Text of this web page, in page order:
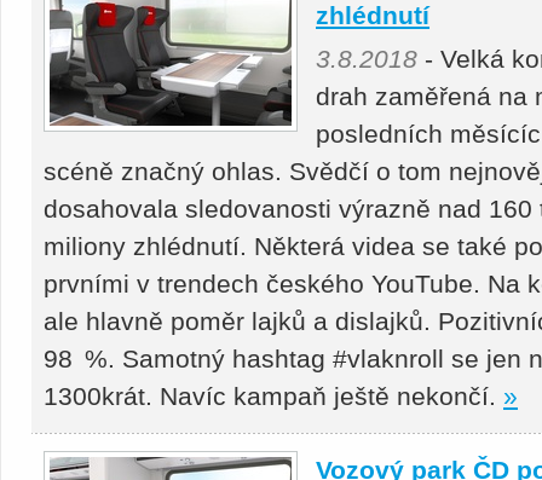
zhlédnutí
3.8.2018 - Velká
drah zaměřená na
posledních
scéně značný ohlas. Svědčí o tom
dosahovala sledovanosti výrazně nad
miliony zhlédnutí. Některá videa se také
prvními v trendech českého YouTube. Na
ale hlavně poměr lajků a dislajků.
98 %. Samotný hashtag #vlaknroll se jen
1300krát. Navíc kampaň ještě nekončí. »
Vozový park ČD